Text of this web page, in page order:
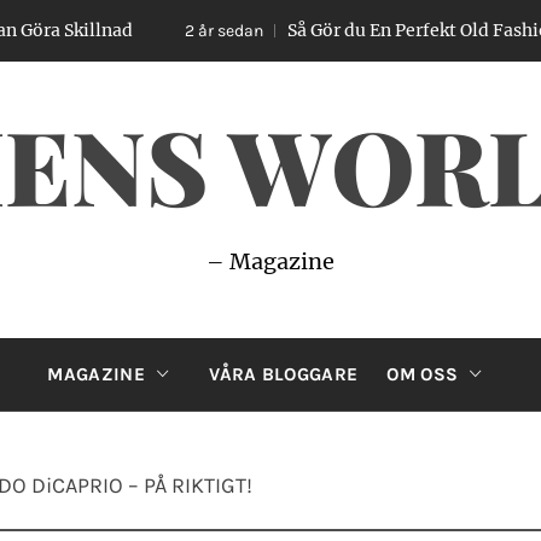
2 år sedan Så Gör du En Perfekt Old Fashioned –
– Magazine
MAGAZINE VÅRA BLOGGARE OM OSS
DiCAPRIO – PÅ RIKTIGT!